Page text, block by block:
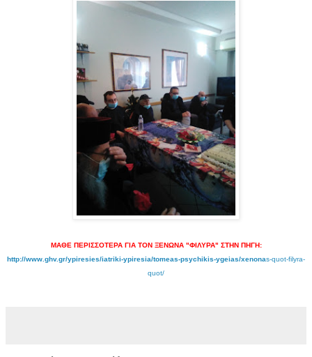
ΜΑΘΕ ΠΕΡΙΣΣΟΤΕΡΑ ΓΙΑ ΤΟΝ ΞΕΝΩΝΑ "ΦΙΛΥΡΑ" ΣΤΗΝ ΠΗΓΗ:
http://www.ghv.gr/ypiresies/iatriki-ypiresia/tomeas-psychikis-ygeias/xenonas-quot-filyra-
quot/